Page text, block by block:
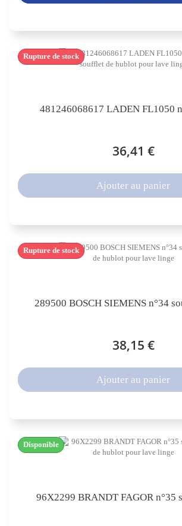
481246068617 LADEN FL1050
36,41 €
Rupture de stock
Ajouter au panier
289500 BOSCH SIEMENS n°34
38,15 €
Rupture de stock
Ajouter au panier
96X2299 BRANDT FAGOR n°35
Disponible